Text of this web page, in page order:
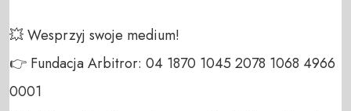
💥 Wesprzyj swoje medium!
👉 Fundacja Arbitror: 04 1870 1045 2078 1068 4966
0001